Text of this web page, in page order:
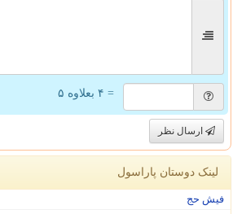
= ۴ بعلاوه ۵
ارسال نظر
لینک دوستان پاراسول
فیش حج